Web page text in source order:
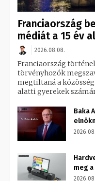
Franciaország
médiát a 15 év
2026.08.08.
Franciaország
törvényhozók
megtiltaná a
alatti gyerekek
Baka
meg